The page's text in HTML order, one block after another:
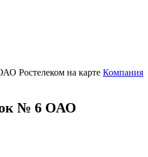
Компания
№ 6 ОАО